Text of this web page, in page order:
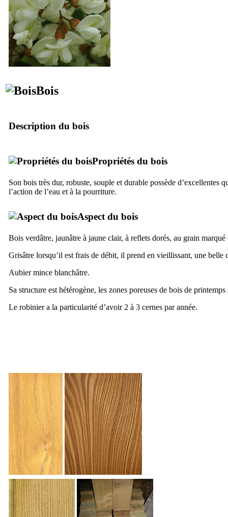
Bois
Description du bois
Propriétés du bois
Son bois très dur, robuste, souple et durable possède d’excellentes
l’action de l’eau et à la pourriture.
Aspect du bois
Bois verdâtre, jaunâtre à jaune clair, à reflets dorés, au grain
Grisâtre lorsqu’il est frais de débit, il prend en vieillissant, une belle
Aubier mince blanchâtre.
Sa structure est hétérogène, les zones poreuses de bois de
Le robinier a la particularité d’avoir 2 à 3 cernes par année.